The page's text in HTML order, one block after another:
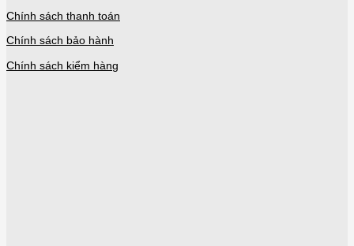
Chính sách thanh toán
Chính sách bảo hành
Chính sách kiểm hàng